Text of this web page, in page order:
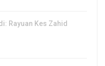
Rayuan Kes Zahid